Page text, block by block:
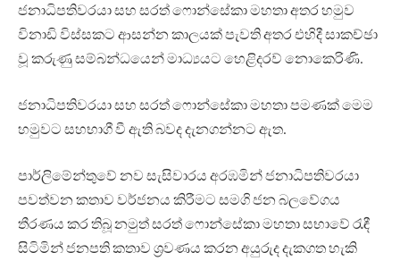
ජනාධිපතිවරයා සහ සරත් ෆොන්සේකා මහතා අතර හමුව
විනාඩි විස්සකට ආසන්න කාලයක් පැවති අතර එහිදී සාකච්ඡා
වූ කරුණු සම්බන්ධයෙන් මාධ්‍යයට හෙළිදරව් නොකෙරිණි.
ජනාධිපතිවරයා සහ සරත් ෆොන්සේකා මහතා පමණක් මෙම
හමුවට සහභාගී වී ඇති බවද දැනගන්නට ඇත.
පාර්ලිමේන්තුවේ නව සැසිවාරය අරඹමින් ජනාධිපතිවරයා
පවත්වන කතාව වර්ජනය කිරීමට සමගි ජන බලවේගය
තීරණය කර තිබූ නමුත් සරත් ෆොන්සේකා මහතා සභාවේ රැඳී
සිටිමින් ජනපති කතාව ශ්‍රවණය කරන අයුරුද දැකගත හැකි